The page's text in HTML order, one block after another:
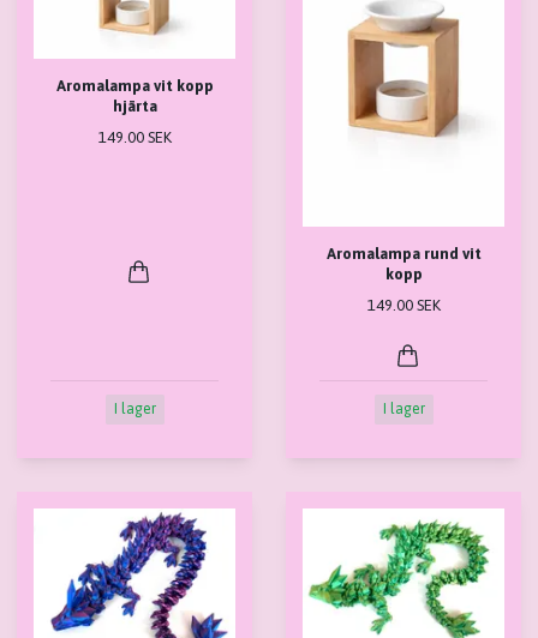
Aromalampa vit kopp
hjärta
149.00 SEK
I lager
Aromalampa rund vit
kopp
149.00 SEK
I lager